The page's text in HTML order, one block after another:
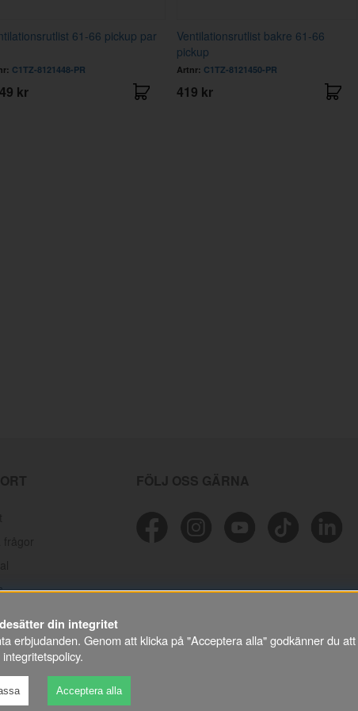
61-66 pickup par
C1TZ-8121448-PR
kr
Ventilationsrutlist bakre 61-66
pickup
Artnr: C1TZ-8121450-PR
419 kr
din integritet
erbjudanden. Genom att klicka på "Acceptera alla" godkänner du
integritetspolicy.
Acceptera alla